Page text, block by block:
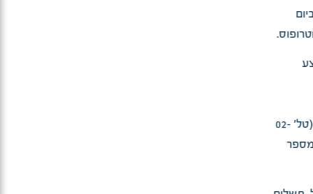
תקבל זימון למרפאת טרום ניתוח על ידי מזכירות המחלקה (טל׳ 02-
מספר